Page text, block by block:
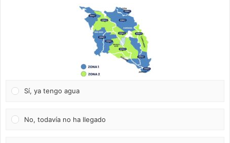
Sí, ya tengo agua
No, todavía no ha llegado